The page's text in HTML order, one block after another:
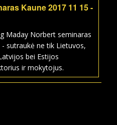
Kaune 2017 11 15 -
Maday Norbert seminaras
- sutraukė ne tik Lietuvos,
bei Estijos
ir mokytojus.